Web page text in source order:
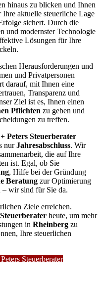
hinaus zu blicken und Ihnen
aktuelle steuerliche Lage
sichert. Durch die
und modernster Technologie
Lösungen für Ihre
Herausforderungen und
und Privatpersonen
darauf, mit Ihnen eine
Transparenz und
Ziel ist es, Ihnen einen
Pflichten zu geben und
zu treffen.
Peters Steuerberater
nurJahresabschluss. Wir
die auf Ihre
ist. Egal, ob Sie
, Hilfe bei der Gründung
Beratung zur Optimierung
– wir sind für Sie da.
Ziele erreichen.
heute, um mehr
in Rheinberg zu
Ihre steuerlichen
Steuerberater